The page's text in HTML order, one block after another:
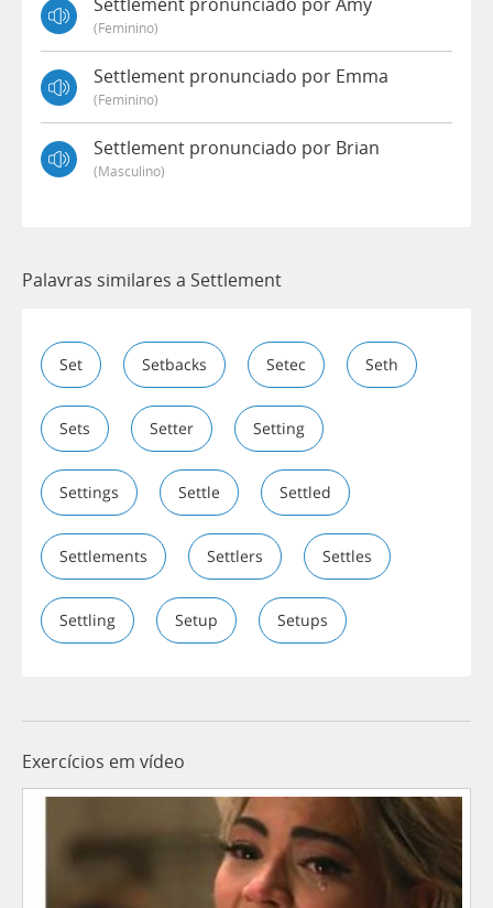
(feminino)
Settlement pronunciado por Emma
(feminino)
Settlement pronunciado por Brian
(masculino)
Palavras similares a Settlement
Set Setbacks Setec Seth
Sets Setter Setting
Settings Settle Settled
Settlements Settlers Settles
Settling Setup Setups
Exercícios em vídeo